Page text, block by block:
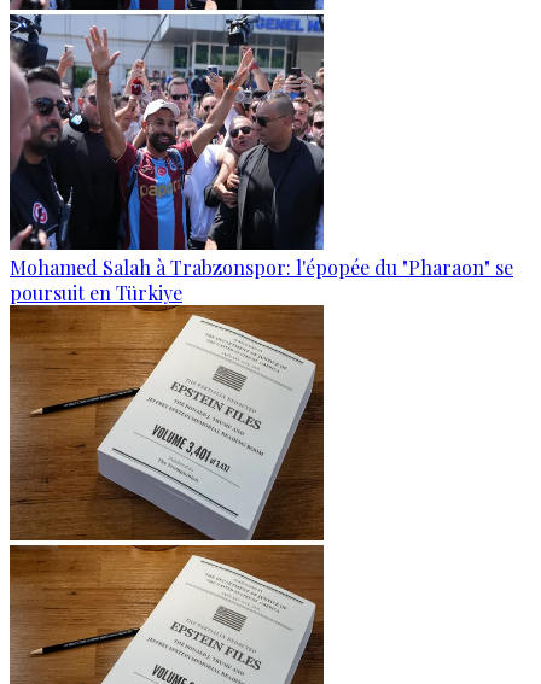
Mohamed Salah à Trabzonspor: l'épopée du "Pharaon" se
poursuit en Türkiye